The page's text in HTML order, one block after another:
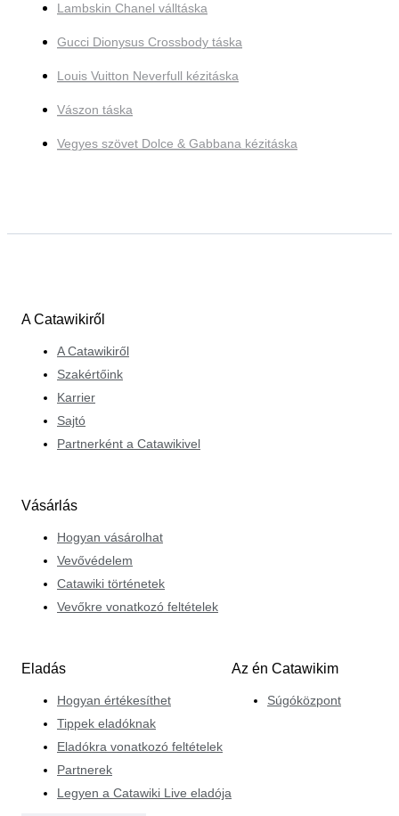
Lambskin Chanel válltáska
Gucci Dionysus Crossbody táska
Louis Vuitton Neverfull kézitáska
Vászon táska
Vegyes szövet Dolce & Gabbana kézitáska
A Catawikiről
A Catawikiről
Szakértőink
Karrier
Sajtó
Partnerként a Catawikivel
Vásárlás
Hogyan vásárolhat
Vevővédelem
Catawiki történetek
Vevőkre vonatkozó feltételek
Eladás
Hogyan értékesíthet
Tippek eladóknak
Eladókra vonatkozó feltételek
Partnerek
Legyen a Catawiki Live eladója
Az én Catawikim
Súgóközpont